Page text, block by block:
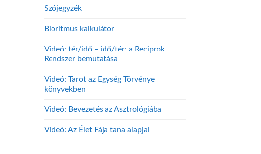
Szójegyzék
Bioritmus kalkulátor
Videó: tér/idő – idő/tér: a Reciprok
Rendszer bemutatása
Videó: Tarot az Egység Törvénye
könyvekben
Videó: Bevezetés az Asztrológiába
Videó: Az Élet Fája tana alapjai